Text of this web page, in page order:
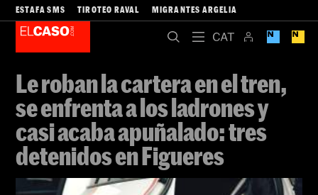
ESTAFA SMS TIROTEO RAVAL MIGRANTES ARGELIA
Le roban la cartera en el tren,
se enfrenta a los ladrones y
casi acaba apuñalado: tres
detenidos en Figueres